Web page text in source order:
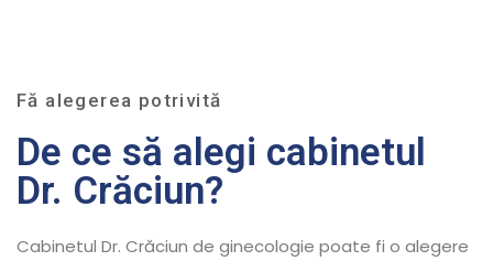
Fă alegerea potrivită
De ce să alegi cabinetul
Dr. Crăciun?
Cabinetul Dr. Crăciun de ginecologie poate fi o alegere